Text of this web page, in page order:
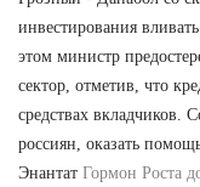
инвестирования
этом министр
сектор, отметив, что
средствах вкладчиков.
россиян, оказать
Энантат Гормон Роста